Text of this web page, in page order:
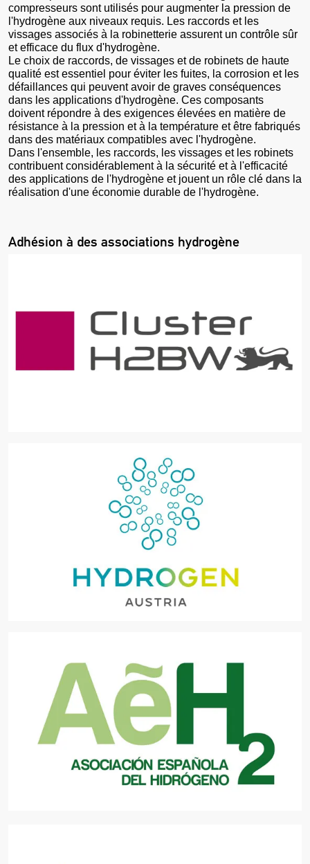
compresseurs sont utilisés pour augmenter la pression de
l'hydrogène aux niveaux requis. Les raccords et les
vissages associés à la robinetterie assurent un contrôle sûr
et efficace du flux d'hydrogène.
Le choix de raccords, de vissages et de robinets de haute
qualité est essentiel pour éviter les fuites, la corrosion et les
défaillances qui peuvent avoir de graves conséquences
dans les applications d'hydrogène. Ces composants
doivent répondre à des exigences élevées en matière de
résistance à la pression et à la température et être fabriqués
dans des matériaux compatibles avec l'hydrogène.
Dans l'ensemble, les raccords, les vissages et les robinets
contribuent considérablement à la sécurité et à l'efficacité
des applications de l'hydrogène et jouent un rôle clé dans la
réalisation d'une économie durable de l'hydrogène.
Adhésion à des associations hydrogène